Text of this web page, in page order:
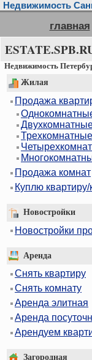
Недвижимость
главная
Недвижимость
Жилая
Продажа
Трехкомнатные
Продажа комнат
Куплю квартиру/
Новостройки
Новостройки
Аренда
Снять квартиру
Снять комнату
Аренда элитная
Аренда
Арендуем
Загородная